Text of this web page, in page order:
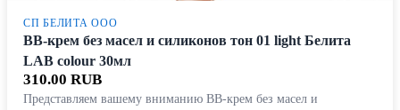
СП БЕЛИТА ООО
ВВ-крем без масел и силиконов тон 01 light Белита
LAB colour 30мл
310.00 RUB
Представляем вашему вниманию ВВ-крем без масел и